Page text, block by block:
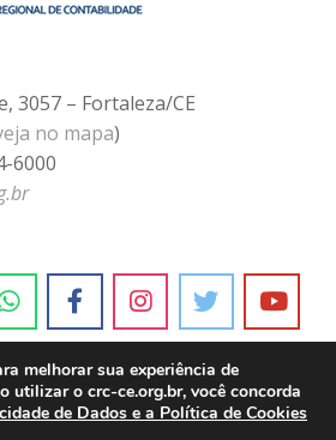
3057 – Fortaleza/CE
no mapa)
6000
melhorar sua experiência de
utilizar o crc-ce.org.br, você concorda
de Dados e a Política de Cookies